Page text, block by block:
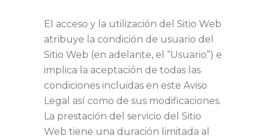
El acceso y la utilización del Sitio Web
atribuye la condición de usuario del
Sitio Web (en adelante, el “Usuario”) e
implica la aceptación de todas las
condiciones incluidas en este Aviso
Legal así como de sus modificaciones.
La prestación del servicio del Sitio
Web tiene una duración limitada al